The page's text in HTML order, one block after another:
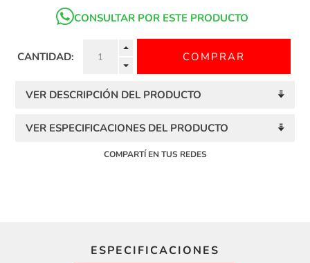
CONSULTAR POR ESTE PRODUCTO
CANTIDAD:
VER DESCRIPCIÓN DEL PRODUCTO
VER ESPECIFICACIONES DEL PRODUCTO
COMPARTÍ EN TUS REDES
ESPECIFICACIONES